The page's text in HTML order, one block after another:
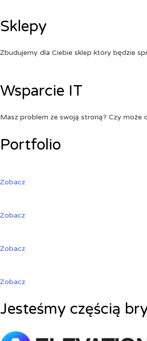
Sklepy
Zbudujemy dla Ciebie sklep który będzie
Wsparcie IT
Masz problem ze swoją stroną? Czy może
Portfolio
Zobacz
Zobacz
Zobacz
Zobacz
Jesteśmy częścią